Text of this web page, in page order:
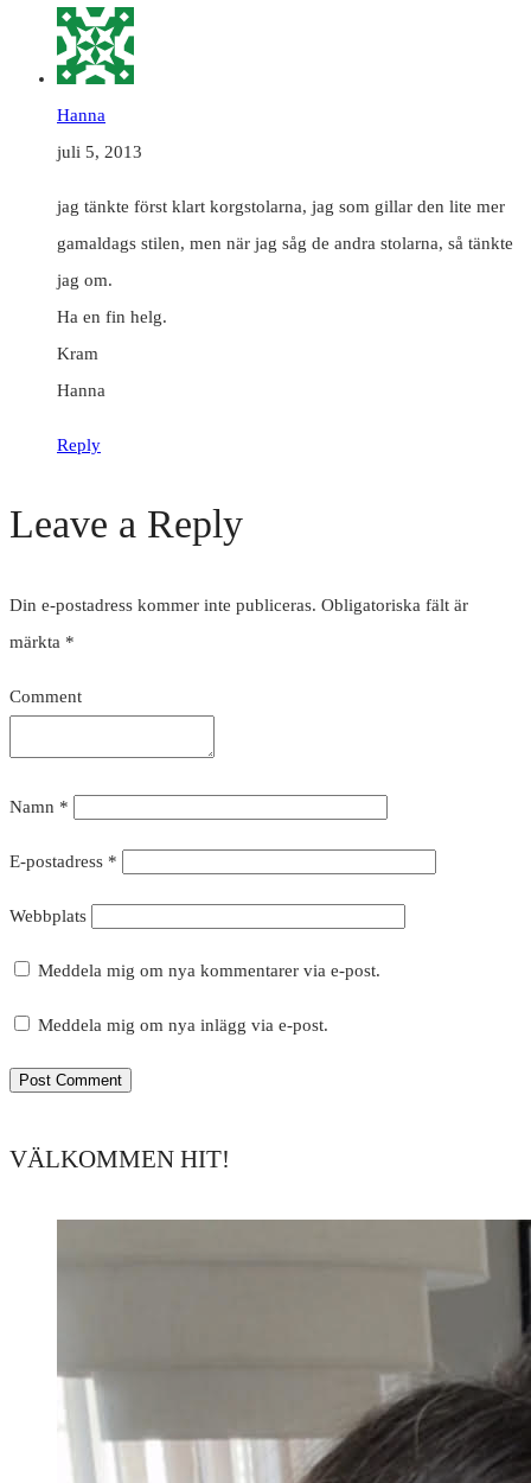
Hanna
juli 5, 2013
jag tänkte först klart korgstolarna, jag som gillar den lite mer
gamaldags stilen, men när jag såg de andra stolarna, så tänkte
jag om.
Ha en fin helg.
Kram
Hanna
Reply
Leave a Reply
Din e-postadress kommer inte publiceras. Obligatoriska fält är
märkta *
Comment
Namn *
E-postadress *
Webbplats
Meddela mig om nya kommentarer via e-post.
Meddela mig om nya inlägg via e-post.
VÄLKOMMEN HIT!